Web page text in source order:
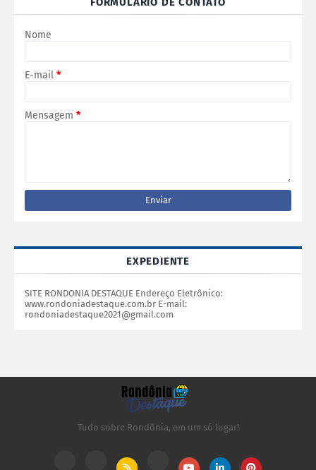
Nome
E-mail *
Mensagem *
EXPEDIENTE
SITE RONDONIA DESTAQUE Endereço Eletrônico:
www.rondoniadestaque.com.br E-mail:
rondoniadestaque2021@gmail.com
Tudo sobre Rondônia, em um só lugar!